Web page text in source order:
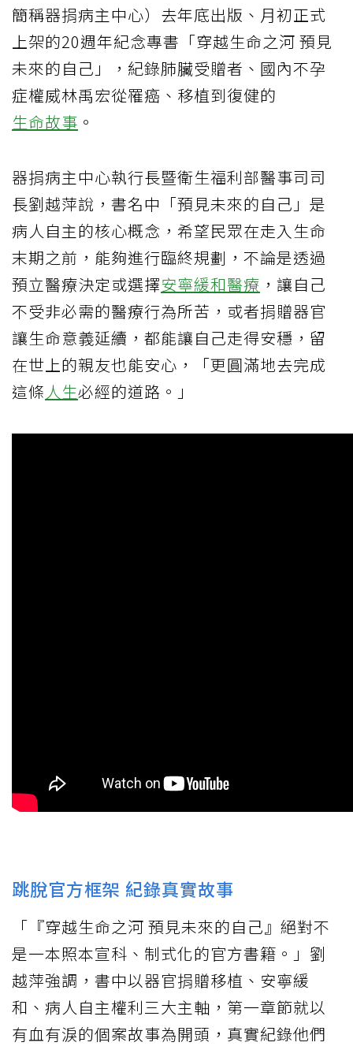
簡稱器捐病主中心）去年底出版、月初正式
上架的20週年紀念專書「穿越生命之河 預見
未來的自己」，紀錄肺臟受贈者、國內不孕
症權威林禹宏從罹癌、移植到復健的
生命故事 。
器捐病主中心執行長暨衛生福利部醫事司司
長劉越萍說，書名中「預見未來的自己」是
病人自主的核心概念，希望民眾在走入生命
末期之前，能夠進行臨終規劃，不論是透過
預立醫療決定或選擇安寧緩和醫療 ，讓自己
不受非必需的醫療行為所苦，或者捐贈器官
讓生命意義延續，都能讓自己走得安穩，留
在世上的親友也能安心，「更圓滿地去完成
這條 人生必經的道路。」
跳脫官方框架 紀錄真實故事
「『穿越生命之河 預見未來的自己』絕對不
是一本照本宣科、制式化的官方書籍。」劉
越萍強調，書中以器官捐贈移植、安寧緩
和、病人自主權利三大主軸，第一章節就以
有血有淚的個案故事為開頭，真實紀錄他們